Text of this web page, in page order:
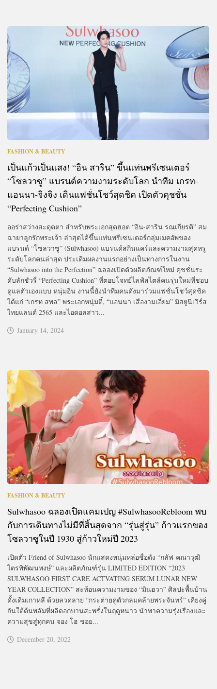
FASHION & BEAUTY
เป็นแก้วเป็นแสง! “อิน สาริน” ขึ้นแท่นพรีเซนเตอร์
“โซลวาซู” แบรนด์ความงามระดับโลก นำทีม เกรท-
แอนนา-จิงจิง เดินแฟชั่นโชว์สุดชิค เปิดตัวคุชชั่น
“Perfecting Cushion”
ออร่าสว่างสะดุดตา สำหรับพระเอกสุดฮอต “อิน-สาริน รณเกียรติ” สม
ฉายาลูกรักพระเจ้า ล่าสุดได้ขึ้นแท่นพรีเซนเตอร์กลุ่มเมคอัพของ
แบรนด์ “โซลวาซู” (Sulwhasoo) แบรนด์สกินแคร์และความงามสุดหรู
ระดับโลกคนล่าสุด ประเดิมผลงานแรกอย่างเป็นทางการในงาน
“Sulwhasoo into the Perfection” ฉลองเปิดตัวผลิตภัณฑ์ใหม่ คุชชั่นระ
ดับลักชัวรี่ “Perfecting Cushion” ที่ตอบโจทย์ไลฟ์สไตล์คนรุ่นใหม่ที่ชอบ
ดูแลตัวเองแบบ หนุ่มอิน งานนี้ยังนำทีมคนดังมาร่วมแฟชั่นโชว์สุดชิค
ได้แก่ “เกรท สพล” พระเอกหนุ่มตี๋, “แอนนา เสืองามเอี่ยม” มิสยูนิเวิร์ส
ไทยแลนด์ 2565 และไอดอลสาว...
January 14, 2024
FASHION & BEAUTY
Sulwhasoo ฉลองเปิดแคมเปญ #SulwhasooRebloom พบ
กับการเดินทางไม่มีที่สิ้นสุดจาก “รุ่นสู่รุ่น” ก้าวแรกของ
โซลวาซูในปี 1930 สู่ก้าวใหม่ปี 2023
เปิดตัว Friend of Sulwhasoo นักแสดงหนุ่มหล่อชื่อดัง “กลัฟ-คณาวุฒิ
ไตรพิพัฒนพงษ์” และผลิตภัณฑ์รุ่น LIMITED EDITION “2023
SULWHASOO FIRST CARE ACTVATING SERUM LUNAR NEW
YEAR COLLECTION” สะท้อนความงามของ “มินฮวา” ศิลปะพื้นบ้าน
ดั้งเดิมเกาหลี ด้วยลวดลาย “กระต่ายคู่ตัวกลมคล้ายพระจันทร์” เคียงคู่
กันใต้ต้นพลัมที่ผลิดอกบานสะพรั่งในฤดูหนาว นำพาความรุ่งเรืองและ
ความสุขสู่ทุกคน จอง โฮ ชอย...
December 20, 2022